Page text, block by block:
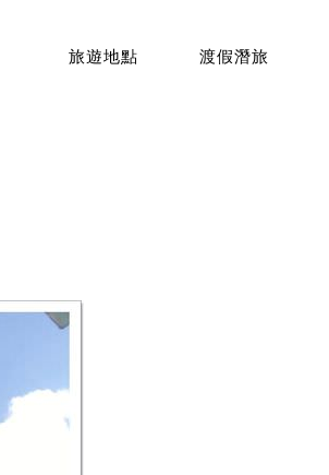
旅遊地點 渡假潛旅